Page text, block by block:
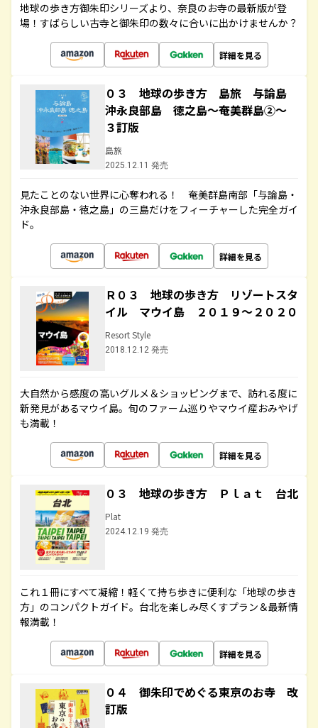
地球の歩き方御朱印シリーズより、奈良のお寺の最新版が登
場！すばらしい古寺と御朱印の数々に合いに出かけませんか？
詳細を見る
０３ 地球の歩き方 島旅 与論島
沖永良部島 徳之島～奄美群島②～
３訂版
島旅
2025.12.11 発売
見たことのない世界に心奪われる！ 奄美群島南部「与論島・
沖永良部島・徳之島」の三島だけをフィーチャーした完全ガイ
ド。
詳細を見る
Ｒ０３ 地球の歩き方 リゾートスタ
イル マウイ島 ２０１９～２０２０
Resort Style
2018.12.12 発売
大自然から感度の高いグルメ＆ショッピングまで、訪れる度に
新発見があるマウイ島。旬のファーム巡りやマウイ産おみやげ
も満載！
詳細を見る
０３ 地球の歩き方 Ｐｌａｔ 台北
Plat
2024.12.19 発売
これ１冊にすべて凝縮！軽くて持ち歩きに便利な「地球の歩き
方」のコンパクトガイド。台北を楽しみ尽くすプラン＆最新情
報満載！
詳細を見る
０４ 御朱印でめぐる東京のお寺 改
訂版